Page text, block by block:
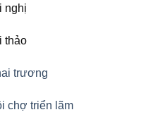
nghị
thảo
trương
chợ triển lãm